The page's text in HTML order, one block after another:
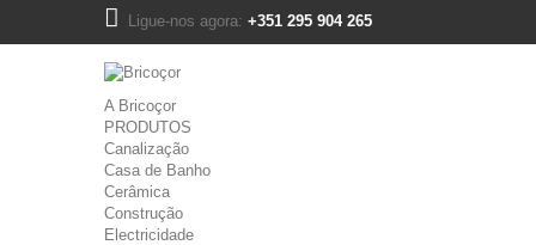
Ligue-nos agora: +351 295 904 265
A Bricoçor
PRODUTOS
Canalização
Casa de Banho
Cerâmica
Construção
Electricidade